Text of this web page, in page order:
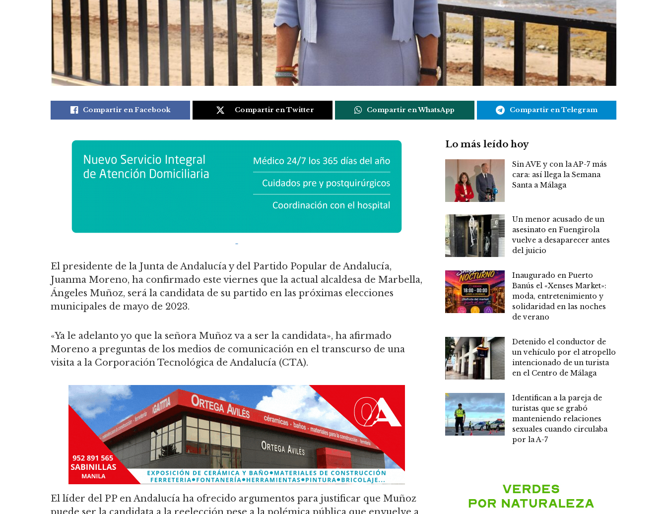
Compartir en Facebook Compartir en Twitter Compartir en WhatsApp Compartir en Telegram
El presidente de la Junta de Andalucía y del Partido Popular de Andalucía,
Juanma Moreno, ha confirmado este viernes que la actual alcaldesa de Marbella,
Ángeles Muñoz, será la candidata de su partido en las próximas elecciones
municipales de mayo de 2023.
«Ya le adelanto yo que la señora Muñoz va a ser la candidata», ha afirmado
Moreno a preguntas de los medios de comunicación en el transcurso de una
visita a la Corporación Tecnológica de Andalucía (CTA).
El líder del PP en Andalucía ha ofrecido argumentos para justificar que Muñoz
Lo más leído hoy
Sin AVE y con la AP-7 más
cara: así llega la Semana
Santa a Málaga
Un menor acusado de un
asesinato en Fuengirola
vuelve a desaparecer antes
del juicio
Inaugurado en Puerto
Banús el «Xenses Market»:
moda, entretenimiento y
solidaridad en las noches
de verano
Detenido el conductor de
un vehículo por el atropello
intencionado de un turista
en el Centro de Málaga
Identifican a la pareja de
turistas que se grabó
manteniendo relaciones
sexuales cuando circulaba
por la A-7